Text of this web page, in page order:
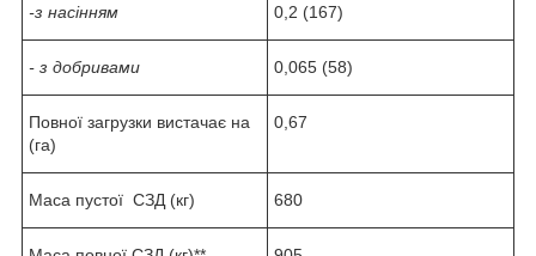
-з насінням 0,2 (167)
- з добривами 0,065 (58)
Повної загрузки вистачає на
(га)
0,67
Маса пустої СЗД (кг) 680